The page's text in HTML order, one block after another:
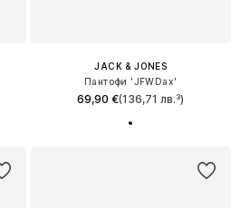
JACK & JONES
Пантофи 'JFWDax'
69,90 €(136,71 лв.³)